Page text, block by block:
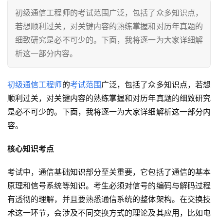
初级通信工程师的考试范围广泛，包括了众多知识点，
若想顺利过关，对关键内容的熟练掌握和对历年真题的
细致研究是必不可少的。下面，我将逐一为大家详细解
析这一部分内容。
初级通信工程师的考试范围广泛，包括了众多知识点，若想
顺利过关，对关键内容的熟练掌握和对历年真题的细致研究
是必不可少的。下面，我将逐一为大家详细解析这一部分内
容。
核心知识考点
考试中，通信基础知识部分至关重要，它包括了通信的基本
原理和信号系统等知识。考生必须对信号的编码与解码过程
有透彻的理解，并且要熟悉通信系统的整体架构。在交换技
术这一环节，会涉及不同交换方式的理论及其应用，比如电